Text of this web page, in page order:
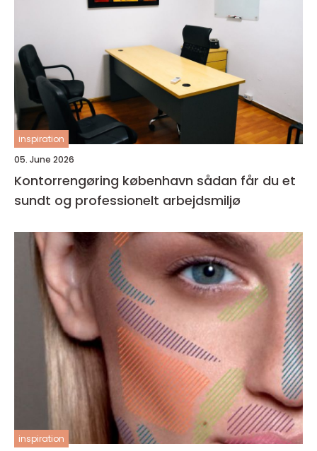
inspiration
05. June 2026
Kontorrengøring københavn sådan får du et
sundt og professionelt arbejdsmiljø
inspiration